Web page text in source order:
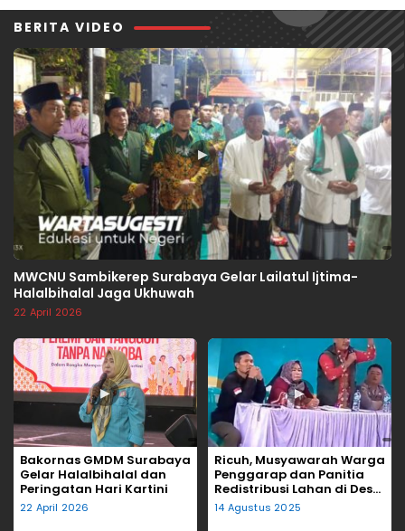
BERITA VIDEO
▶
MWCNU Sambikerep Surabaya Gelar Lailatul Ijtima-
Halalbihalal Jaga Ukhuwah
22 April 2026
▶
Bakornas GMDM Surabaya
Gelar Halalbihalal dan
Peringatan Hari Kartini
22 April 2026
▶
Ricuh, Musyawarah Warga
Penggarap dan Panitia
Redistribusi Lahan di Desa
Tegalgede Diwarnai
Lemparan Kursi
14 Agustus 2025